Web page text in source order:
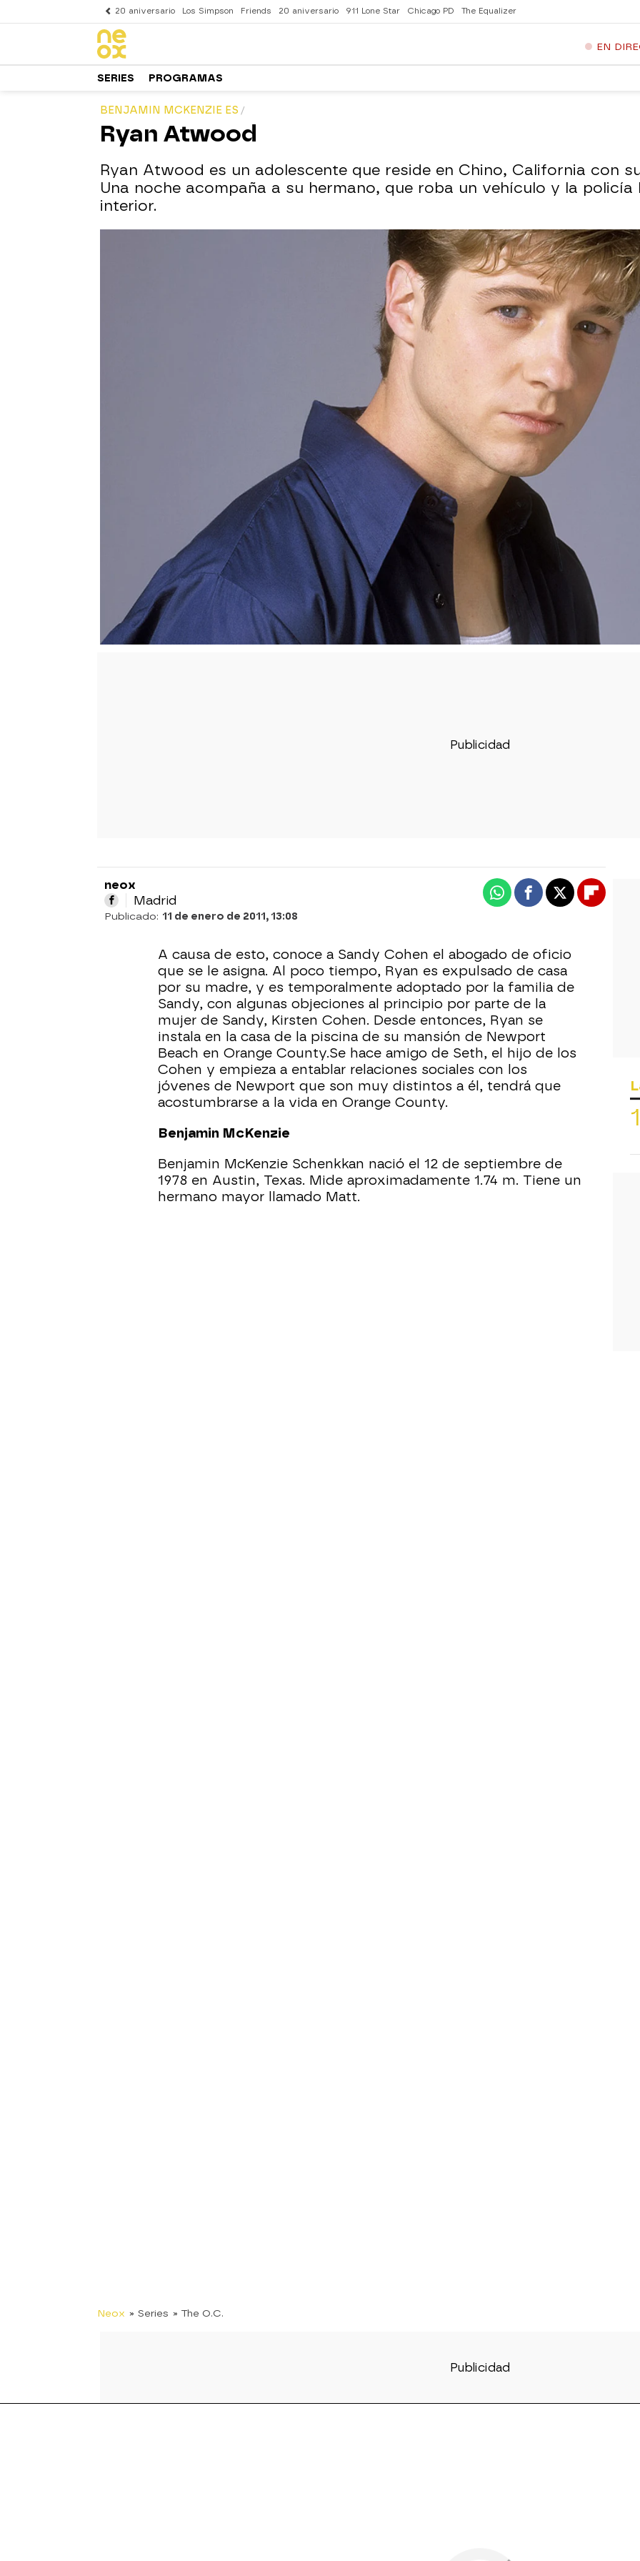
20 aniversario Los Simpson Friends 20 aniversario 911 Lone Star Chicago PD The Equalizer
EN
SERIES PROGRAMAS
BENJAMIN MCKENZIE ES
Ryan Atwood
Ryan Atwood es un adolescente que reside en Chino, California con
Una noche acompaña a su hermano, que roba un vehículo y la
interior.
neox
Madrid
Publicado: 11 de enero de 2011, 13:08
WhatsappFacebook
X
A causa de esto, conoce a Sandy Cohen el abogado de oficio
que se le asigna. Al poco tiempo, Ryan es expulsado de casa
por su madre, y es temporalmente adoptado por la familia de
Sandy, con algunas objeciones al principio por parte de la
mujer de Sandy, Kirsten Cohen. Desde entonces, Ryan se
instala en la casa de la piscina de su mansión de Newport
Beach en Orange County.Se hace amigo de Seth, el hijo de los
Cohen y empieza a entablar relaciones sociales con los
jóvenes de Newport que son muy distintos a él, tendrá que
acostumbrarse a la vida en Orange County.
Benjamin McKenzie
Benjamin McKenzie Schenkkan nació el 12 de septiembre de
1978 en Austin, Texas. Mide aproximadamente 1.74 m. Tiene un
hermano mayor llamado Matt.
Neox » Series » The O.C.